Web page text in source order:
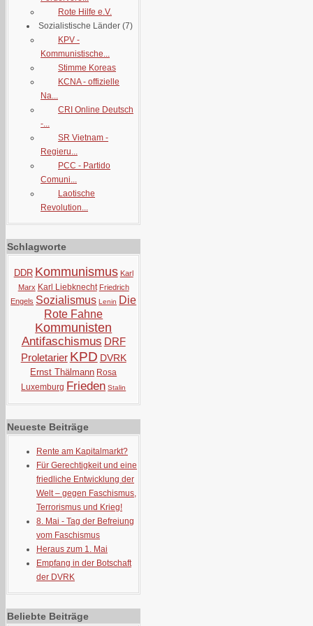
Rote Hilfe e.V.
Sozialistische Länder (7)
KPV -
Kommunistische...
Stimme Koreas
KCNA - offizielle
Na...
CRI Online Deutsch
-...
SR Vietnam -
Regieru...
PCC - Partido
Comuni...
Laotische
Revolution...
Schlagworte
DDR Kommunismus Karl
Marx Karl Liebknecht Friedrich
Engels Sozialismus Lenin Die
Rote Fahne
Kommunisten
Antifaschismus DRF
Proletarier KPD DVRK
Ernst Thälmann Rosa
Luxemburg Frieden Stalin
Neueste Beiträge
Rente am Kapitalmarkt?
Für Gerechtigkeit und eine
friedliche Entwicklung der
Welt – gegen Faschismus,
Terrorismus und Krieg!
8. Mai - Tag der Befreiung
vom Faschismus
Heraus zum 1. Mai
Empfang in der Botschaft
der DVRK
Beliebte Beiträge